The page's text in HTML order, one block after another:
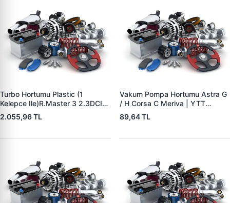
Turbo Hortumu Plastic (1
Kelepce Ile)R.Master 3 2.3DCI
M9T (Çift Teker Araclar Icin)
2010- | BREVETTE RN8403 |
8200753439
2.055,96 TL
Vakum Pompa Hortumu Astra G
/ H Corsa C Meriva | YTT
Y11641 | OEM 5545506
89,64 TL